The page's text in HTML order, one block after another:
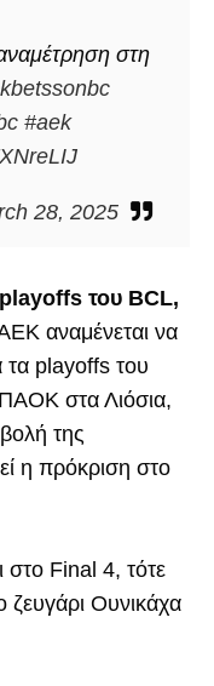
στη
#aek
28, 2025
του BCL,
αναμένεται να
τα playoffs του
στα Λιόσια,
της
η πρόκριση στο
στο Final 4, τότε
ζευγάρι Ουνικάχα